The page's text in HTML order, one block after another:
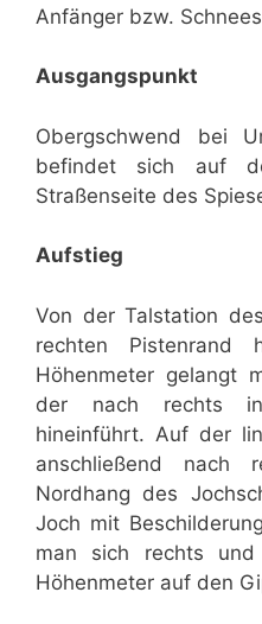
Anfänger bzw.
Ausgangspunkt
Obergschwend bei
befindet sich auf
Straßenseite des
Aufstieg
Von der Talstation
rechten Pistenrand
Höhenmeter gelangt
der nach rechts
hineinführt. Auf der
anschließend nach
Nordhang des
Joch mit
man sich rechts
Höhenmeter auf den